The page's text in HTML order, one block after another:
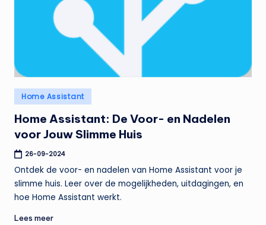
t
Geplaatst
in
Home Assistant
Home Assistant: De Voor- en Nadelen
voor Jouw Slimme Huis
26-09-2024
Ontdek de voor- en nadelen van Home Assistant voor je
slimme huis. Leer over de mogelijkheden, uitdagingen, en
hoe Home Assistant werkt.
Lees meer